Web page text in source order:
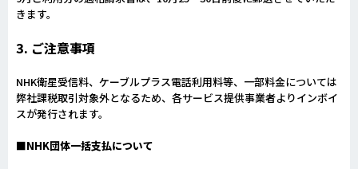
きます。
3. ご注意事項
NHK衛星受信料、ケーブルプラス電話利用料等、一部料金については
弊社課税取引対象外となるため、各サービス提供事業者よりインボイ
スが発行されます。
■NHK団体一括支払について